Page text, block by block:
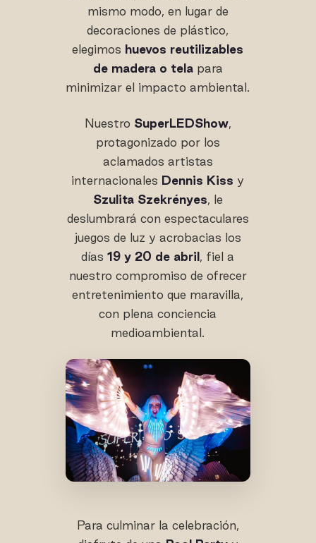
mismo modo, en lugar de
decoraciones de plástico,
elegimos huevos reutilizables
de madera o telapara
minimizar el impacto ambiental.
Nuestro SuperLEDShow,
protagonizado por los
aclamados artistas
internacionales Dennis Kiss y
Szulita Szekrényes, le
deslumbrará con espectaculares
juegos de luz y acrobacias los
días19 y 20 de abril, fiel a
nuestro compromiso de ofrecer
entretenimiento que maravilla,
con plena conciencia
medioambiental.
Para culminar la celebración,